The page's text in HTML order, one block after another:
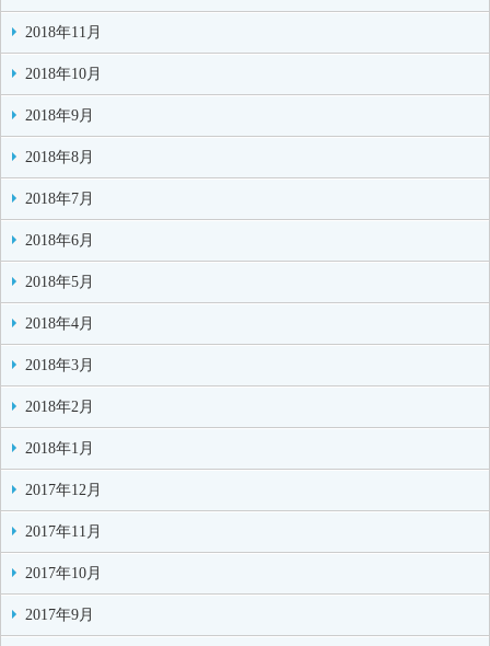
2018年11月
2018年10月
2018年9月
2018年8月
2018年7月
2018年6月
2018年5月
2018年4月
2018年3月
2018年2月
2018年1月
2017年12月
2017年11月
2017年10月
2017年9月